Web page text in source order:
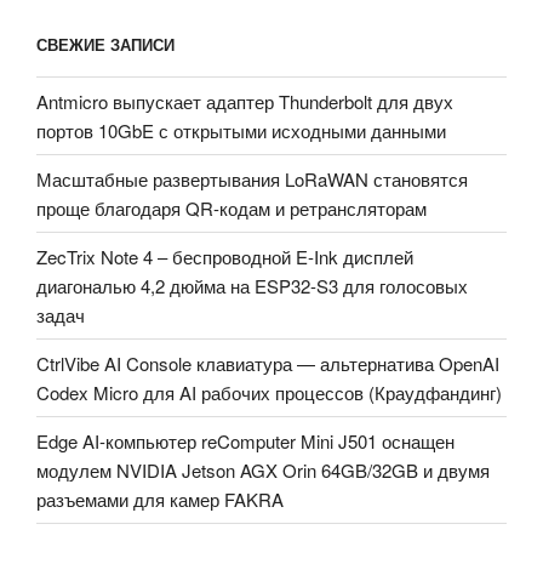
СВЕЖИЕ ЗАПИСИ
Antmicro выпускает адаптер Thunderbolt для двух
портов 10GbE с открытыми исходными данными
Масштабные развертывания LoRaWAN становятся
проще благодаря QR-кодам и ретрансляторам
ZecTrix Note 4 – беспроводной E-Ink дисплей
диагональю 4,2 дюйма на ESP32-S3 для голосовых
задач
CtrlVibe AI Console клавиатура — альтернатива OpenAI
Codex Micro для AI рабочих процессов (Краудфандинг)
Edge AI-компьютер reComputer Mini J501 оснащен
модулем NVIDIA Jetson AGX Orin 64GB/32GB и двумя
разъемами для камер FAKRA